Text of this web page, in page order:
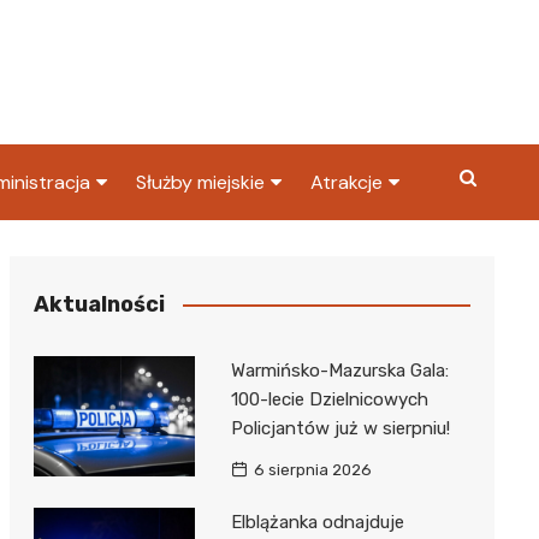
Skarbowy
Służby miejskie
Policja
Atrakcje
Aktualności
Warmińsko-Mazurska Gala:
100-lecie Dzielnicowych
Policjantów już w sierpniu!
6 sierpnia 2026
Elblążanka odnajduje